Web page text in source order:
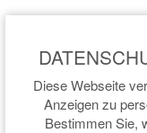
Diese Webseite
Anzeigen zu
Bestimmen Sie,